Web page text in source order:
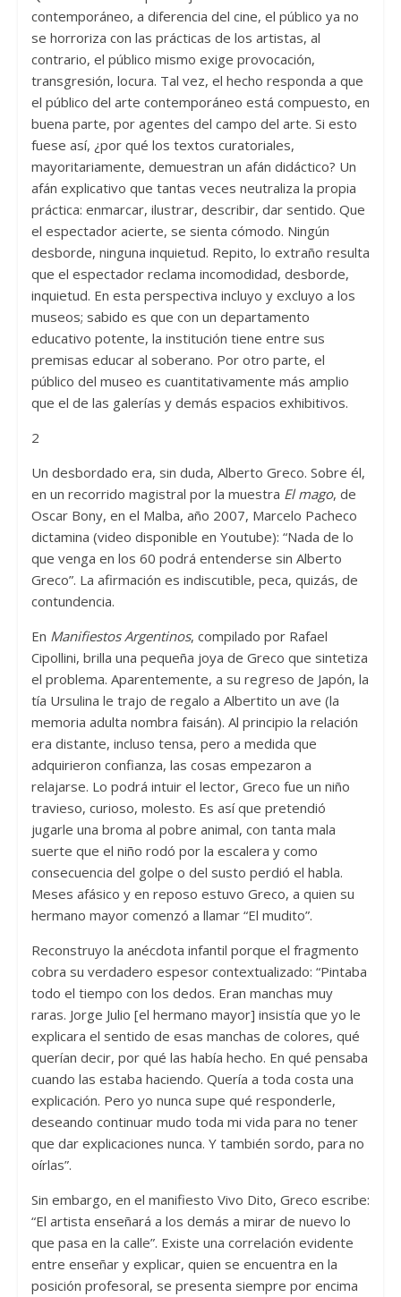
contemporáneo, a diferencia del cine, el público ya no
se horroriza con las prácticas de los artistas, al
contrario, el público mismo exige provocación,
transgresión, locura. Tal vez, el hecho responda a que
el público del arte contemporáneo está compuesto, en
buena parte, por agentes del campo del arte. Si esto
fuese así, ¿por qué los textos curatoriales,
mayoritariamente, demuestran un afán didáctico? Un
afán explicativo que tantas veces neutraliza la propia
práctica: enmarcar, ilustrar, describir, dar sentido. Que
el espectador acierte, se sienta cómodo. Ningún
desborde, ninguna inquietud. Repito, lo extraño resulta
que el espectador reclama incomodidad, desborde,
inquietud. En esta perspectiva incluyo y excluyo a los
museos; sabido es que con un departamento
educativo potente, la institución tiene entre sus
premisas educar al soberano. Por otro parte, el
público del museo es cuantitativamente más amplio
que el de las galerías y demás espacios exhibitivos.
2
Un desbordado era, sin duda, Alberto Greco. Sobre él,
en un recorrido magistral por la muestra El mago, de
Oscar Bony, en el Malba, año 2007, Marcelo Pacheco
dictamina (video disponible en Youtube): “Nada de lo
que venga en los 60 podrá entenderse sin Alberto
Greco”. La afirmación es indiscutible, peca, quizás, de
contundencia.
En Manifiestos Argentinos, compilado por Rafael
Cipollini, brilla una pequeña joya de Greco que sintetiza
el problema. Aparentemente, a su regreso de Japón, la
tía Ursulina le trajo de regalo a Albertito un ave (la
memoria adulta nombra faisán). Al principio la relación
era distante, incluso tensa, pero a medida que
adquirieron confianza, las cosas empezaron a
relajarse. Lo podrá intuir el lector, Greco fue un niño
travieso, curioso, molesto. Es así que pretendió
jugarle una broma al pobre animal, con tanta mala
suerte que el niño rodó por la escalera y como
consecuencia del golpe o del susto perdió el habla.
Meses afásico y en reposo estuvo Greco, a quien su
hermano mayor comenzó a llamar “El mudito”.
Reconstruyo la anécdota infantil porque el fragmento
cobra su verdadero espesor contextualizado: “Pintaba
todo el tiempo con los dedos. Eran manchas muy
raras. Jorge Julio [el hermano mayor] insistía que yo le
explicara el sentido de esas manchas de colores, qué
querían decir, por qué las había hecho. En qué pensaba
cuando las estaba haciendo. Quería a toda costa una
explicación. Pero yo nunca supe qué responderle,
deseando continuar mudo toda mi vida para no tener
que dar explicaciones nunca. Y también sordo, para no
oírlas”.
Sin embargo, en el manifiesto Vivo Dito, Greco escribe:
“El artista enseñará a los demás a mirar de nuevo lo
que pasa en la calle”. Existe una correlación evidente
entre enseñar y explicar, quien se encuentra en la
posición profesoral, se presenta siempre por encima